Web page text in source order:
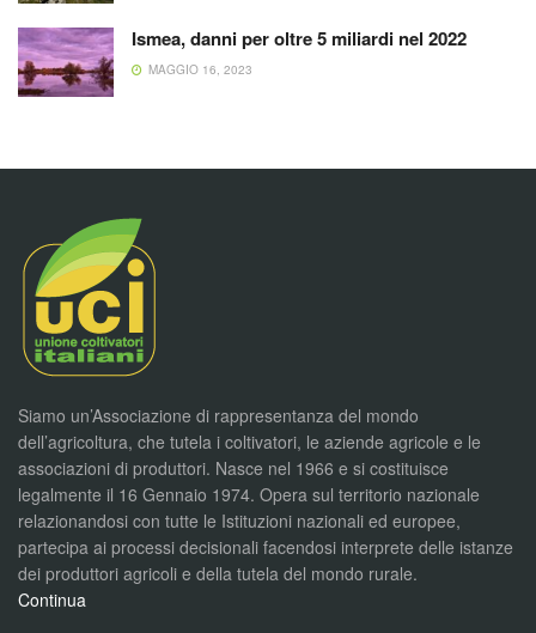
Ismea, danni per oltre 5 miliardi nel 2022
MAGGIO 16, 2023
Siamo un’Associazione di rappresentanza del mondo
dell’agricoltura, che tutela i coltivatori, le aziende agricole e le
associazioni di produttori. Nasce nel 1966 e si costituisce
legalmente il 16 Gennaio 1974. Opera sul territorio nazionale
relazionandosi con tutte le Istituzioni nazionali ed europee,
partecipa ai processi decisionali facendosi interprete delle istanze
dei produttori agricoli e della tutela del mondo rurale.
Continua